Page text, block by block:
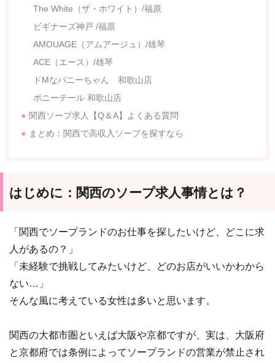
The White（ザ・ホワイト）/福原
ビギナーズ神戸 /福原
AMOUAGE（アムアージュ）/雄琴
ACE（エース）/雄琴
ドMなバニーちゃん 和歌山店
ポニーテール 和歌山店
関西ソープ求人【Q＆A】よくある質問
まとめ：関西で高収入ソープを探すなら
はじめに：関西のソープ求人事情とは？
「関西でソープランドのお仕事を探したいけど、どこに求
人があるの？」
「未経験で挑戦してみたいけど、どのお店がいいかわから
ない…」
そんな風に考えている女性は多いと思います。
関西の大都市圏といえば大阪や京都ですが、実は、大阪府
と京都府では条例によってソープランドの営業が禁止され